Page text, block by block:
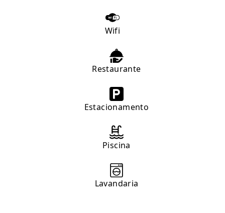
Wifi
Restaurante
Estacionamento
Piscina
Lavandaria